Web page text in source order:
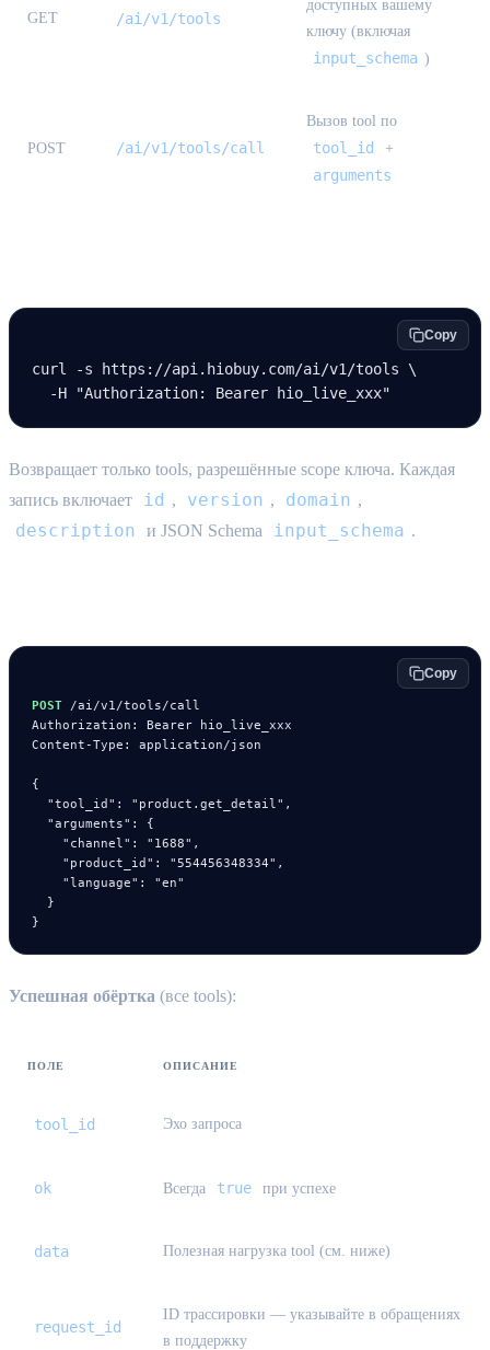
GET /ai/v1/tools
доступных вашему
ключу (включая
input_schema )
POST /ai/v1/tools/call
Вызов tool по
tool_id +
arguments
Copy
curl -s https://api.hiobuy.com/ai/v1/tools \
  -H
"Authorization: Bearer hio_live_xxx"
Возвращает только tools, разрешённые scope ключа. Каждая
запись включает
id , version , domain ,
description и JSON Schema input_schema .
Copy
POST /ai/v1/tools/call
Authorization: Bearer hio_live_xxx
Content-Type: application/json
{
  "tool_id": "product.get_detail",
  "arguments": {
    "channel": "1688",
    "product_id": "554456348334",
    "language": "en"
  }
}
Успешная обёртка (все tools):
ПОЛЕ ОПИСАНИЕ
tool_id Эхо запроса
ok Всегда true при успехе
data Полезная нагрузка tool (см. ниже)
request_id
ID трассировки — указывайте в обращениях
в поддержку